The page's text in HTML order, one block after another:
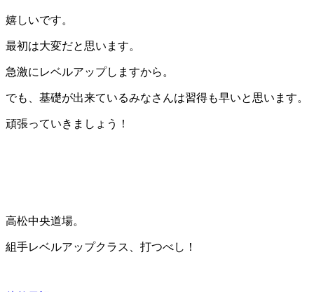
嬉しいです。
最初は大変だと思います。
急激にレベルアップしますから。
でも、基礎が出来ているみなさんは習得も早いと思います。
頑張っていきましょう！
高松中央道場。
組手レベルアップクラス、打つべし！